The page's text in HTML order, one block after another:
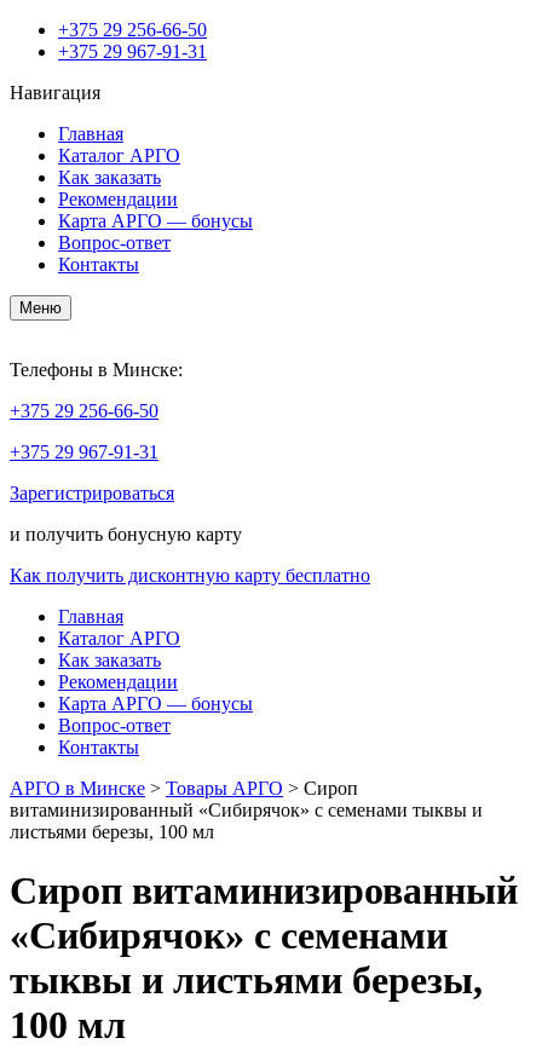
+375 29 256-66-50
+375 29 967-91-31
Навигация
Главная
Каталог АРГО
Как заказать
Рекомендации
Карта АРГО — бонусы
Вопрос-ответ
Контакты
Меню
Телефоны в Минске:
+375 29 256-66-50
+375 29 967-91-31
Зарегистрироваться
и получить бонусную карту
Как получить дисконтную карту бесплатно
Главная
Каталог АРГО
Как заказать
Рекомендации
Карта АРГО — бонусы
Вопрос-ответ
Контакты
АРГО в Минске > Товары АРГО > Сироп
витаминизированный «Сибирячок» с семенами тыквы и
листьями березы, 100 мл
Сироп витаминизированный
«Сибирячок» с семенами
тыквы и листьями березы,
100 мл